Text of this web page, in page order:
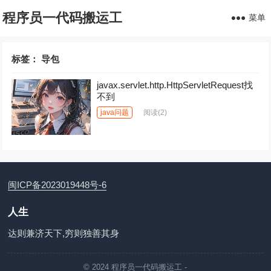
程序员一代码搬运工 菜单
标签：导包
javax.servlet.http.HttpServletRequest找
不到
java问题 阅读(2)
闽ICP备2023019448号-6
人生
达则兼济天下,穷则独善其身
© 2024程序员一代码搬运工 -